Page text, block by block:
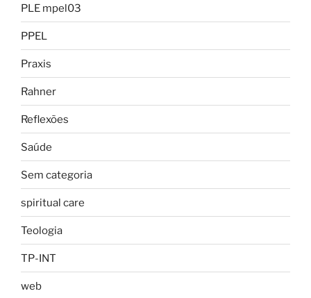
PLE mpel03
PPEL
Praxis
Rahner
Reflexões
Saúde
Sem categoria
spiritual care
Teologia
TP-INT
web